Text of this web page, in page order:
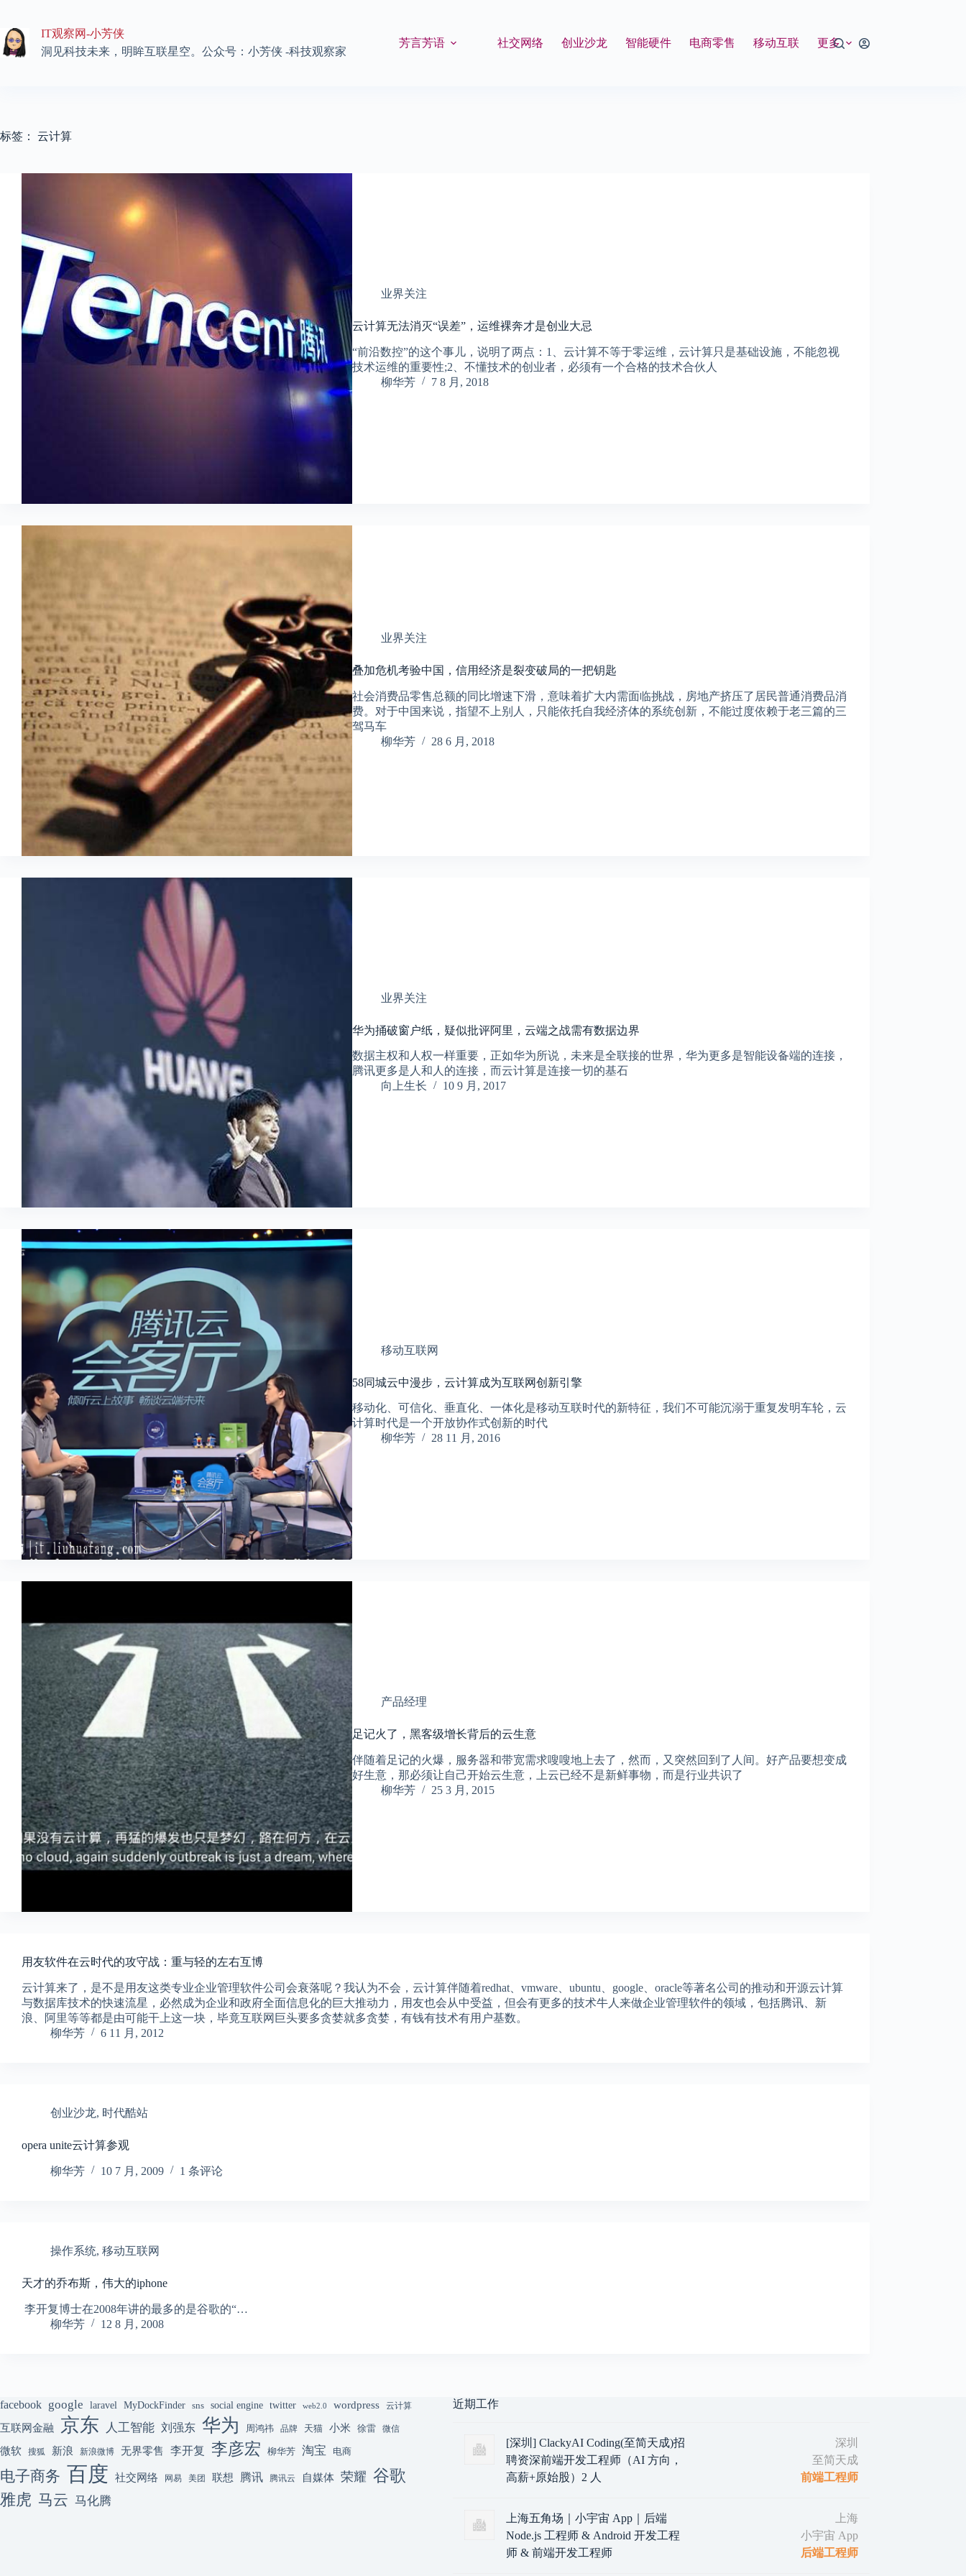
内
容
IT观察网-小芳侠
洞见科技未来，明眸互联星空。公众号：小芳侠 -科技观察家
芳言芳语 社交网络 创业沙龙 智能硬件 电商零售 移动互联 更多
标签： 云计算
业界关注
云计算无法消灭“误差”，运维裸奔才是创业大忌
“前沿数控”的这个事儿，说明了两点：1、云计算不等于零运维，云计算只是基础设施，不能忽视
技术运维的重要性;2、不懂技术的创业者，必须有一个合格的技术合伙人
柳华芳
7 8 月, 2018
业界关注
叠加危机考验中国，信用经济是裂变破局的一把钥匙
社会消费品零售总额的同比增速下滑，意味着扩大内需面临挑战，房地产挤压了居民普通消费品消
费。对于中国来说，指望不上别人，只能依托自我经济体的系统创新，不能过度依赖于老三篇的三
驾马车
柳华芳
28 6 月, 2018
业界关注
华为捅破窗户纸，疑似批评阿里，云端之战需有数据边界
数据主权和人权一样重要，正如华为所说，未来是全联接的世界，华为更多是智能设备端的连接，
腾讯更多是人和人的连接，而云计算是连接一切的基石
向上生长
10 9 月, 2017
移动互联网
58同城云中漫步，云计算成为互联网创新引擎
移动化、可信化、垂直化、一体化是移动互联时代的新特征，我们不可能沉溺于重复发明车轮，云
计算时代是一个开放协作式创新的时代
柳华芳
28 11 月, 2016
产品经理
足记火了，黑客级增长背后的云生意
伴随着足记的火爆，服务器和带宽需求嗖嗖地上去了，然而，又突然回到了人间。好产品要想变成
好生意，那必须让自己开始云生意，上云已经不是新鲜事物，而是行业共识了
柳华芳
25 3 月, 2015
用友软件在云时代的攻守战：重与轻的左右互博
云计算来了，是不是用友这类专业企业管理软件公司会衰落呢？我认为不会，云计算伴随着redhat、vmware、ubuntu、google、oracle等著名公司的推动和开源云计算
与数据库技术的快速流星，必然成为企业和政府全面信息化的巨大推动力，用友也会从中受益，但会有更多的技术牛人来做企业管理软件的领域，包括腾讯、新
浪、阿里等等都是由可能干上这一块，毕竟互联网巨头要多贪婪就多贪婪，有钱有技术有用户基数。
柳华芳
6 11 月, 2012
创业沙龙, 时代酷站
opera unite云计算参观
柳华芳 10 7 月, 2009 1 条评论
操作系统, 移动互联网
天才的乔布斯，伟大的iphone
李开复博士在2008年讲的最多的是谷歌的“…
柳华芳
12 8 月, 2008
facebook google laravel MyDockFinder sns social engine twitter web2.0 wordpress 云计算
互联网金融 京东 人工智能 刘强东 华为 周鸿祎 品牌 天猫 小米 徐雷 微信
微软 搜狐 新浪 新浪微博 无界零售 李开复 李彦宏 柳华芳 淘宝 电商
电子商务 百度 社交网络 网易 美团 联想 腾讯 腾讯云 自媒体 荣耀 谷歌
雅虎 马云 马化腾
近期工作
[深圳] ClackyAI Coding(至简天成)招
聘资深前端开发工程师（AI 方向，
高薪+原始股）2 人
深圳
至简天成
前端工程师
上海五角场｜小宇宙 App｜后端
Node.js 工程师 & Android 开发工程
师 & 前端开发工程师
上海
小宇宙 App
后端工程师